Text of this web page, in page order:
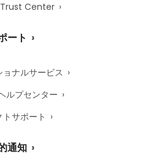
Center
ート
ナルサービス
ルプセンター
サポート
通知